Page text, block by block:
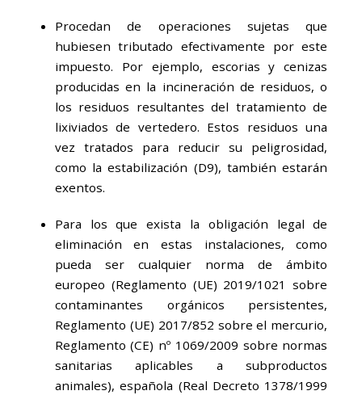
Procedan de operaciones sujetas que
hubiesen tributado efectivamente por este
impuesto. Por ejemplo, escorias y cenizas
producidas en la incineración de residuos, o
los residuos resultantes del tratamiento de
lixiviados de vertedero. Estos residuos una
vez tratados para reducir su peligrosidad,
como la estabilización (D9), también estarán
exentos.
Para los que exista la obligación legal de
eliminación en estas instalaciones, como
pueda ser cualquier norma de ámbito
europeo (Reglamento (UE) 2019/1021 sobre
contaminantes orgánicos persistentes,
Reglamento (UE) 2017/852 sobre el mercurio,
Reglamento (CE) nº 1069/2009 sobre normas
sanitarias aplicables a subproductos
animales), española (Real Decreto 1378/1999